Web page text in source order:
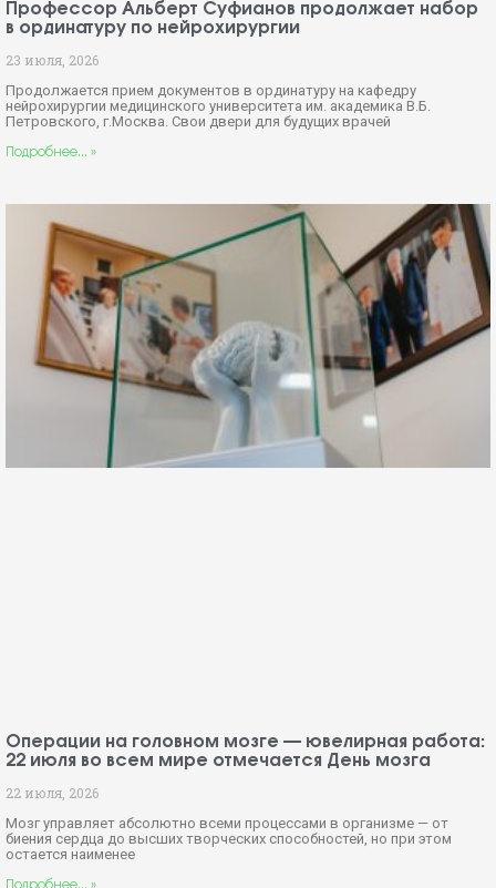
Профессор Альберт Суфианов продолжает набор
в ординатуру по нейрохирургии
23 июля, 2026
Продолжается прием документов в ординатуру на кафедру
нейрохирургии медицинского университета им. академика В.Б.
Петровского, г.Москва. Свои двери для будущих врачей
Подробнее... »
Операции на головном мозге — ювелирная работа:
22 июля во всем мире отмечается День мозга
22 июля, 2026
Мозг управляет абсолютно всеми процессами в организме — от
биения сердца до высших творческих способностей, но при этом
остается наименее